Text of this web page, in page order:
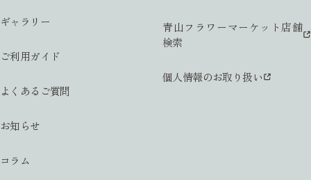
ギャラリー
ご利用ガイド
よくあるご質問
お知らせ
コラム
青山フラワーマーケット店舗
検索
個人情報のお取り扱い